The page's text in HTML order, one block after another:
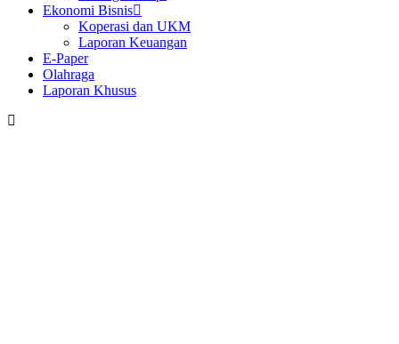
Ekonomi Bisnis
Koperasi dan UKM
Laporan Keuangan
E-Paper
Olahraga
Laporan Khusus